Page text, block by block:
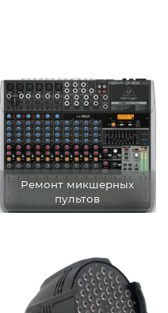
Ремонт микшерных
пультов